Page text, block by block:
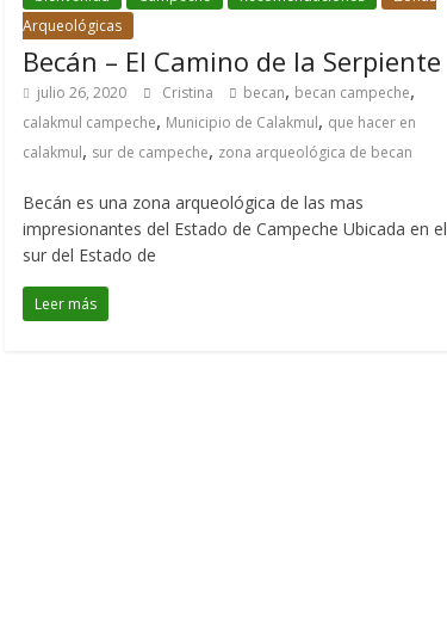
Arqueológicas
Becán – El Camino de la Serpiente
julio 26, 2020 Cristina becan, becan campeche,
calakmul campeche, Municipio de Calakmul, que hacer en
calakmul, sur de campeche, zona arqueológica de becan
Becán es una zona arqueológica de las mas
impresionantes del Estado de Campeche Ubicada en el
sur del Estado de
Leer más